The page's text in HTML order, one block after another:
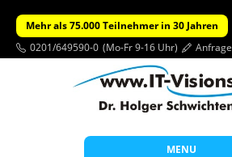
Mehr als 75.000 Teilnehmer in 30 Jahren
0201/649590-0 (Mo-Fr 9-16 Uhr) Anfrage
MENU